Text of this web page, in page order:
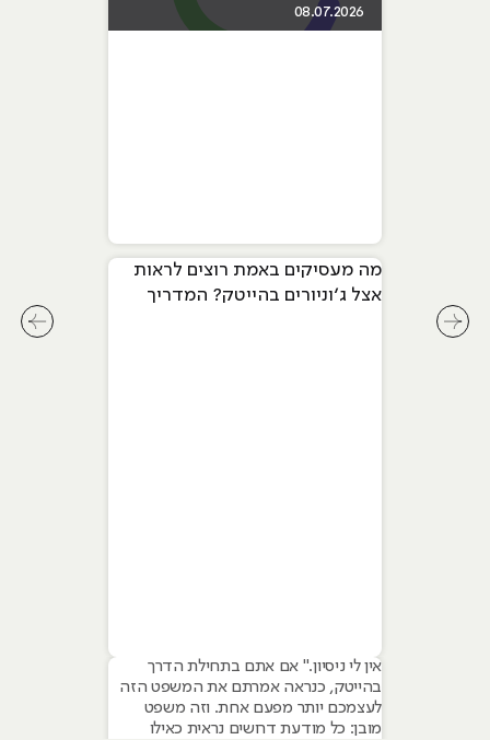
08.07.2026
מה מעסיקים באמת רוצים לראות
אצל ג׳וניורים בהייטק? המדריך
אין לי ניסיון." אם אתם בתחילת הדרך
בהייטק, כנראה אמרתם את המשפט הזה
לעצמכם יותר מפעם אחת. וזה משפט
מובן: כל מודעת דרושים נראית כאילו
לחץ לחץ לשיקופית קודמת בסליידר מאמרים